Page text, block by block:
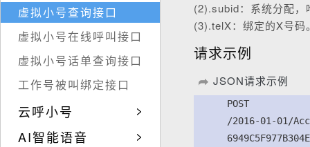
虚拟小号查询接口
虚拟小号在线呼叫接口
虚拟小号话单查询接口
工作号被叫绑定接口
云呼小号
AI智能语音
(2).subid：系统分配
(3).telX：绑定的X号
请求示例
JSON请求示例
      POST
/2016-01-01/